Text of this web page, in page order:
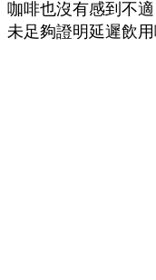
咖啡也沒有感到不
未足夠證明延遲飲